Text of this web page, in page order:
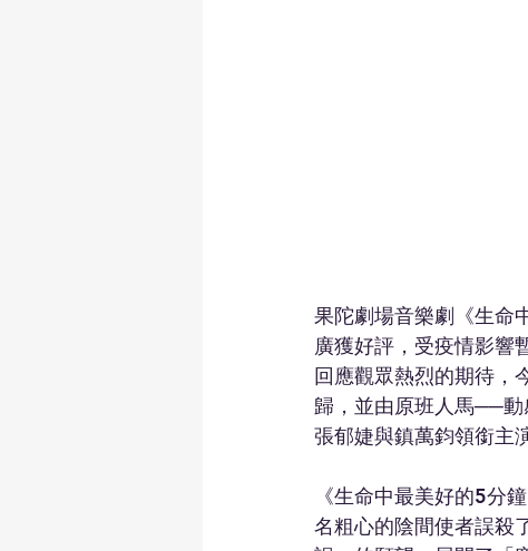
果陀劇場音樂劇《生命
廣獲好評，受疫情影響
回應觀眾熱烈的期待，
歸，並由原班人馬──動
張郁婕與鎮萬鈞領銜主演
《生命中最美好的5分
名粗心的陰間使者誤殺